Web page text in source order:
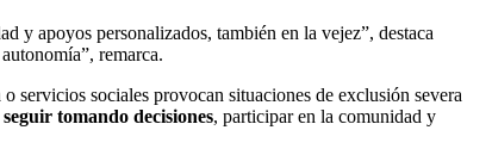
y apoyos personalizados, también en la vejez”, destaca
remarca.
servicios sociales provocan situaciones de exclusión severa
tomando decisiones, participar en la comunidad y